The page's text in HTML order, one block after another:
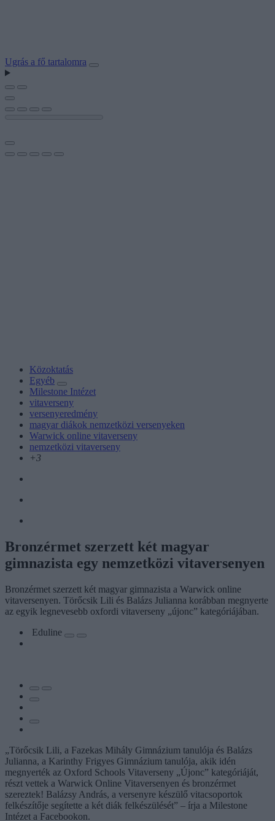
Ugrás a fő tartalomra
Közoktatás
Egyéb
Milestone Intézet
vitaverseny
versenyeredmény
magyar diákok nemzetközi versenyeken
Warwick online vitaverseny
nemzetközi vitaverseny
+3
Bronzérmet szerzett két magyar
gimnazista egy nemzetközi vitaversenyen
Bronzérmet szerzett két magyar gimnazista a Warwick online
vitaversenyen. Törőcsik Lili és Balázs Julianna korábban megnyerte
az egyik legnevesebb oxfordi vitaverseny „újonc” kategóriájában.
Eduline
„Törőcsik Lili, a Fazekas Mihály Gimnázium tanulója és Balázs
Julianna, a Karinthy Frigyes Gimnázium tanulója, akik idén
megnyerték az Oxford Schools Vitaverseny „Újonc” kategóriáját,
részt vettek a Warwick Online Vitaversenyen és bronzérmet
szereztek! Balázsy András, a versenyre készülő vitacsoportok
felkészítője segítette a két diák felkészülését” – írja a Milestone
Intézet a Facebookon.